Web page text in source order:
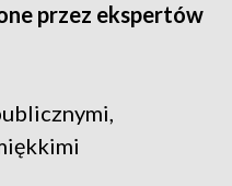
przez ekspertów